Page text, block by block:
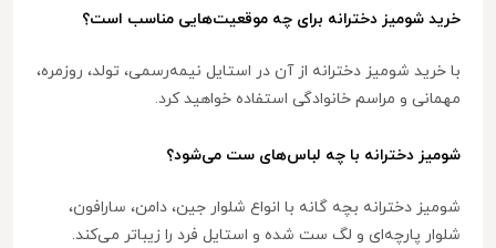
خرید شومیز دخترانه برای چه موقعیت‌هایی مناسب است؟
با خرید شومیز دخترانه از آن در استایل نیمه‌رسمی، تولد، روزمره،
مهمانی و مراسم خانوادگی استفاده خواهید کرد.
شومیز دخترانه با چه لباس‌های ست می‌شود؟
شومیز دخترانه بچه گانه با انواع شلوار جین، دامن، سارافون،
شلوار پارچه‌ای و لگ ست شده و استایل فرد را زیباتر می‌کند.